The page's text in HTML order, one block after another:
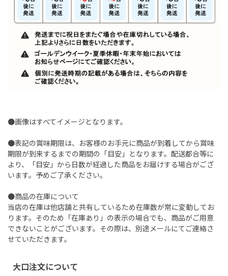
●画像はすべてイメージとなります。
●表記の賞味期限は、お客様のお手元に商品が到着してから賞味
期限が到来するまでの期間の「目安」となります。配送都合等に
より、「目安」から日数が経過した商品をお届けする場合がござ
います。予めご了承ください。
●商品の在庫について
当店の在庫は他店舗と共有しているため在庫数が常に変動してお
ります。そのため「在庫あり」の表示の場合でも、商品がご用意
できないことがございます。その際は、別途メールにてご連絡さ
せていただきます。
大口注文について